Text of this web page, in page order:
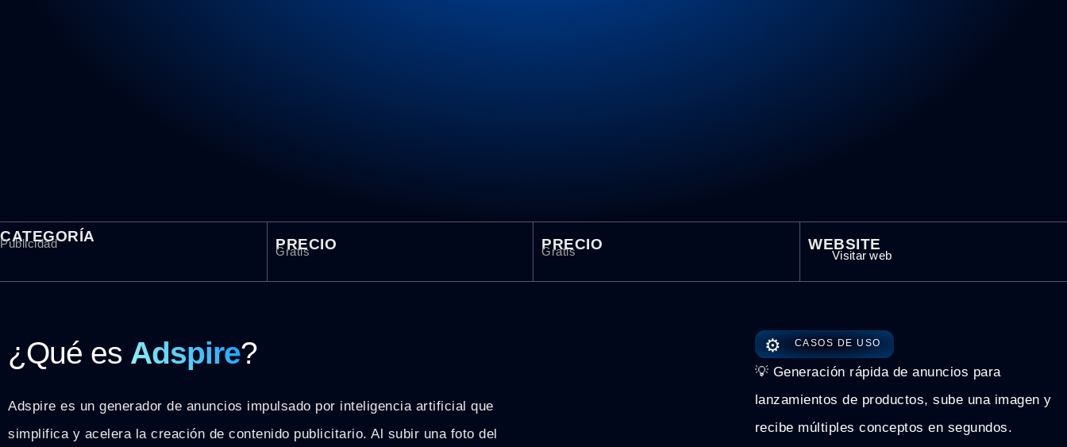
CATEGORÍA
Publicidad PRECIO
Gratis PRECIO
Gratis WEBSITE
Visitar web
¿Qué es Adspire?
Adspire es un generador de anuncios impulsado por inteligencia artificial que
simplifica y acelera la creación de contenido publicitario. Al subir una foto del
⚙️ CASOS DE USO
💡 Generación rápida de anuncios para
lanzamientos de productos, sube una imagen y
recibe múltiples conceptos en segundos.